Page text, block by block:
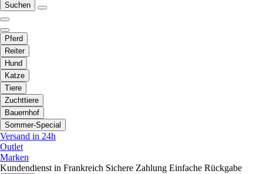
Suchen
Pferd
Reiter
Hund
Katze
Tiere
Zuchttiere
Bauernhof
Sommer-Special
Versand in 24h
Outlet
Marken
Kundendienst in Frankreich Sichere Zahlung Einfache Rückgabe